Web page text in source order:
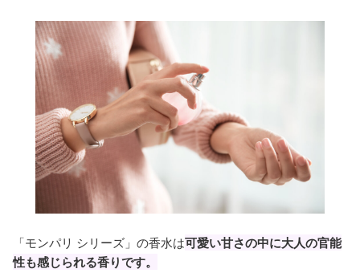
「モンパリ シリーズ」の香水は可愛い甘さの中に大人の官能
性も感じられる香りです。